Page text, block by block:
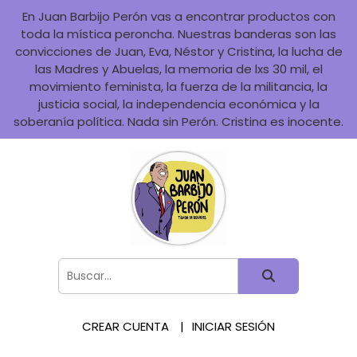
En Juan Barbijo Perón vas a encontrar productos con
toda la mística peroncha. Nuestras banderas son las
convicciones de Juan, Eva, Néstor y Cristina, la lucha de
las Madres y Abuelas, la memoria de lxs 30 mil, el
movimiento feminista, la fuerza de la militancia, la
justicia social, la independencia económica y la
soberanía política. Nada sin Perón. Cristina es inocente.
CREAR CUENTA INICIAR SESIÓN